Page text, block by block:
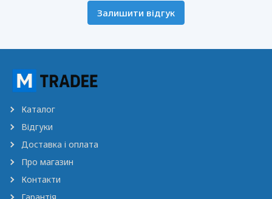
Залишити відгук
Каталог
Відгуки
Доставка і оплата
Про магазин
Контакти